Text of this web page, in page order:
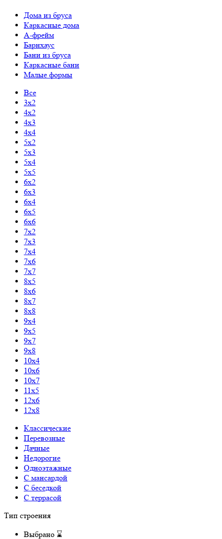
Дома из бруса
Каркасные дома
А-фрейм
Барнхаус
Бани из бруса
Каркасные бани
Малые формы
Все
3x2
4x2
4x3
4x4
5x2
5x3
5x4
5x5
6x2
6x3
6x4
6x5
6x6
7x2
7x3
7x4
7x6
7x7
8x5
8x6
8x7
8x8
9x4
9x5
9x7
9x8
10x4
10x6
10x7
11x5
12x6
12x8
Классические
Перевозные
Дачные
Недорогие
Одноэтажные
С мансардой
С беседкой
С террасой
Тип строения
Выбрано ⌛